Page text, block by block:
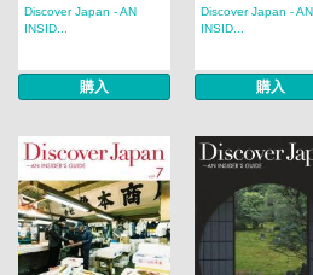
Discover Japan - AN
INSID...
購入
Discover Japan - AN
INSID...
購入